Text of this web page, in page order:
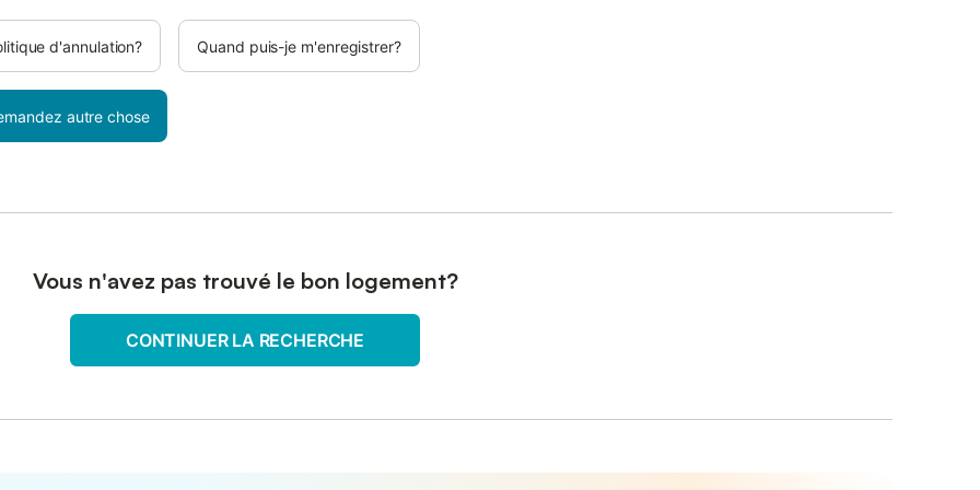
d'annulation? Quand puis-je m'enregistrer?
autre chose
Vous n'avez pas trouvé le bon logement?
CONTINUER LA RECHERCHE